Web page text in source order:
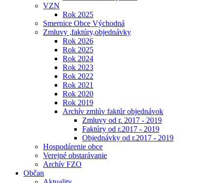
VZN
Rok 2025
Smernice Obce Východná
Zmluvy ,faktúry,objednávky
Rok 2026
Rok 2025
Rok 2024
Rok 2023
Rok 2022
Rok 2021
Rok 2020
Rok 2019
Archív zmlúv faktúr objednávok
Zmluvy od r. 2017 - 2019
Faktúry od r.2017 - 2019
Objednávky od r.2017 - 2019
Hospodárenie obce
Verejné obstarávanie
Archív FZO
Občan